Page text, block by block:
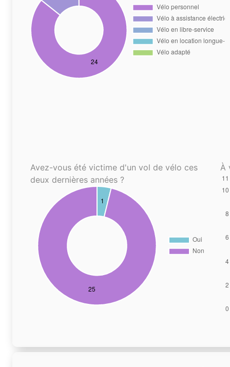
Avez-vous été victime d'un vol de vélo ces
deux dernières années ?
À